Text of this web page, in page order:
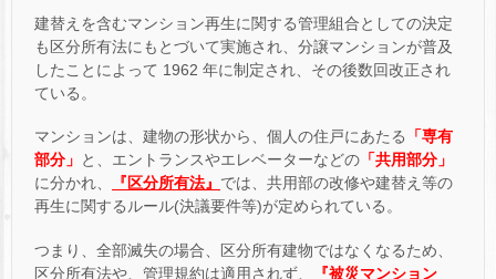
建替えを含むマンション再生に関する管理組合としての決定
も区分所有法にもとづいて実施され、分譲マンションが普及
したことによって 1962 年に制定され、その後数回改正され
ている。
マンションは、建物の形状から、個人の住戸にあたる
「専有
部分」 と、エントランスやエレベーターなどの 「共用部分」
に分かれ、
『区分所有法』 では、共用部の改修や建替え等の
再生に関するルール(決議要件等)が定められている。
つまり、全部滅失の場合、区分所有建物ではなくなるため、
区分所有法や、管理規約は適用されず、
『被災マンション